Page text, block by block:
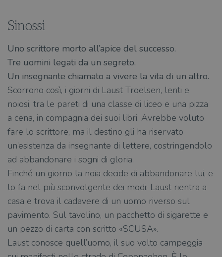
Sinossi
Uno scrittore morto all’apice del successo.
Tre uomini legati da un segreto.
Un insegnante chiamato a vivere la vita di un altro.
Scorrono così, i giorni di Laust Troelsen, lenti e
noiosi, tra le pareti di una classe di liceo e una pizza
a cena, in compagnia dei suoi libri. Avrebbe voluto
fare lo scrittore, ma il destino gli ha riservato
un’esistenza da insegnante di lettere, costringendolo
ad abbandonare i sogni di gloria.
Finché un giorno la noia decide di abbandonare lui, e
lo fa nel più sconvolgente dei modi: Laust rientra a
casa e trova il cadavere di un uomo riverso sul
pavimento. Sul tavolino, un pacchetto di sigarette e
un pezzo di carta con scritto «SCUSA».
Laust conosce quell’uomo, il suo volto campeggia